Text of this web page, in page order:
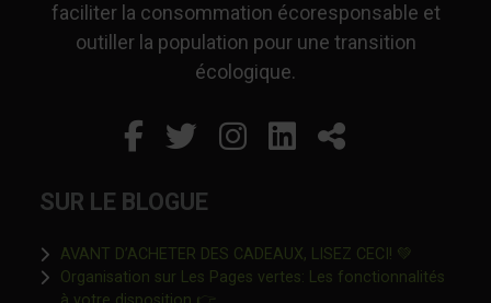
faciliter la consommation écoresponsable et
outiller la population pour une transition
écologique.
Facebook
Ce lien s'ouvrira dans
Twitter
Ce lien s'ouvrira
Instagram
Ce lien s'ouvrira
LinkedIn
Ce lien
Partager
SUR LE BLOGUE
AVANT D’ACHETER DES CADEAUX, LISEZ CECI! 💚
Organisation sur Les Pages vertes: Les fonctionnalités
Ce lien s'ouvrira dans une nouvelle